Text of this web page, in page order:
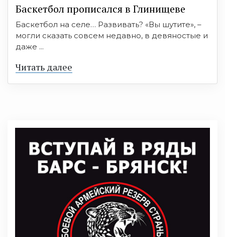
Баскетбол прописался в Глинищеве
Баскетбол на селе… Развивать? «Вы шутите», –
могли сказать совсем недавно, в девяностые и
даже ...
Читать далее